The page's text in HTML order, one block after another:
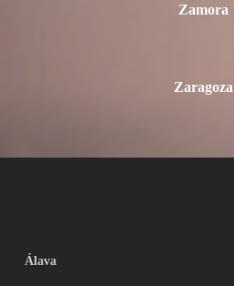
Zamora
Zaragoza
Álava